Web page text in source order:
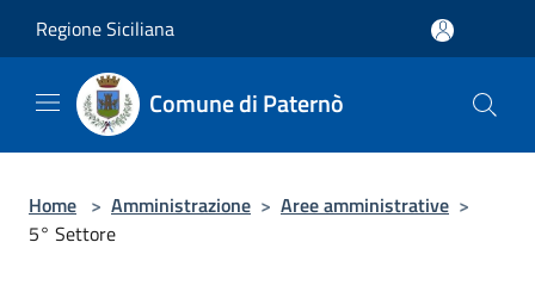
Regione Siciliana
Comune di Paternò
Home > Amministrazione > Aree amministrative >
5° Settore